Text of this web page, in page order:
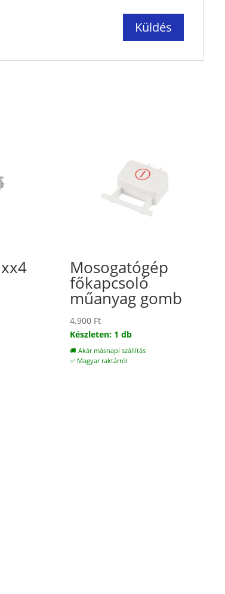
Mosogatógép
főkapcsoló
műanyag gomb
4.900 Ft
Készleten: 1 db
🚚 Akár másnapi szállítás
✅ Magyar raktárról